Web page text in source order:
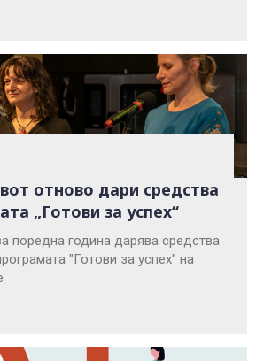
отново дари средства
„Готови за успех“
поредна година дарява средства
"Готови за успех" на